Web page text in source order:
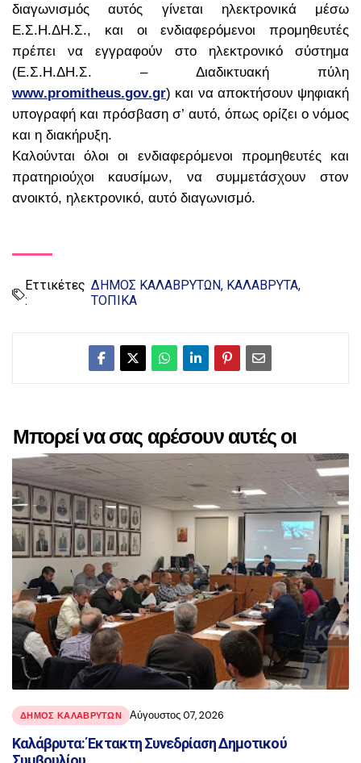
διαγωνισμός αυτός γίνεται ηλεκτρονικά μέσω
Ε.Σ.Η.ΔΗ.Σ., και οι ενδιαφερόμενοι προμηθευτές
πρέπει να εγγραφούν στο ηλεκτρονικό σύστημα
(Ε.Σ.Η.ΔΗ.Σ. – Διαδικτυακή πύλη
www.promitheus.gov.gr) και να αποκτήσουν ψηφιακή
υπογραφή και πρόσβαση σ’ αυτό, όπως ορίζει ο νόμος
και η διακήρυξη.
Καλούνται όλοι οι ενδιαφερόμενοι προμηθευτές και
πρατηριούχοι καυσίμων, να συμμετάσχουν στον
ανοικτό, ηλεκτρονικό, αυτό διαγωνισμό.
Εττικέτες
:
ΔΗΜΟΣ ΚΑΛΑΒΡΥΤΩΝ
ΚΑΛΑΒΡΥΤΑ
ΤΟΠΙΚΑ
Μπορεί να σας αρέσουν αυτές οι
αναρτήσεις
ΔΗΜΟΣ ΚΑΛΑΒΡΥΤΩΝ Αύγουστος 07, 2026
Καλάβρυτα: Έκτακτη Συνεδρίαση Δημοτικού